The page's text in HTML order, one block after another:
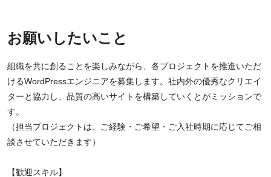
お願いしたいこと
組織を共に創ることを楽しみながら、各プロジェクトを推進いただ
けるWordPressエンジニアを募集します。社内外の優秀なクリエイ
ターと協力し、品質の高いサイトを構築していくとがミッションで
す。
（担当プロジェクトは、ご経験・ご希望・ご入社時期に応じてご相
談させていただきます）
【歓迎スキル】